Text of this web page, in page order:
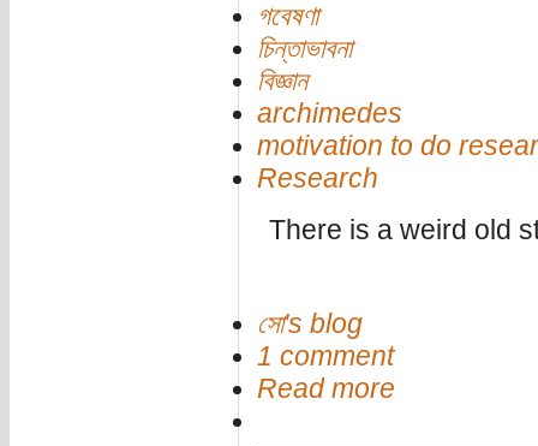
গবেষণা
চিন্তাভাবনা
বিজ্ঞান
archimedes
motivation to do
Research
There is a weird old
সো's blog
1 comment
Read more